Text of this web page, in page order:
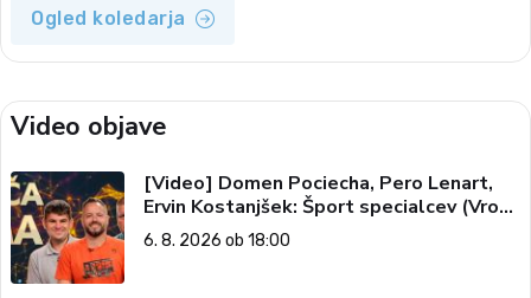
Ogled koledarja
Video objave
[Video] Domen Pociecha, Pero Lenart,
Ervin Kostanjšek: Šport specialcev (Vroča
tema, 6. 8. 2026)
6. 8. 2026 ob 18:00